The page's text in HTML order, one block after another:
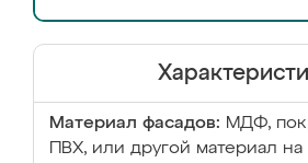
Материал фасадов: МДФ,
ПВХ, или другой материал